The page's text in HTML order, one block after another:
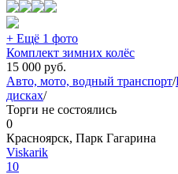
+ Ещё 1 фото
Комплект зимних колёс
15 000 руб.
Авто, мото, водный транспорт/
дисках/
Торги не состоялись
0
Красноярск, Парк Гагарина
Viskarik
10